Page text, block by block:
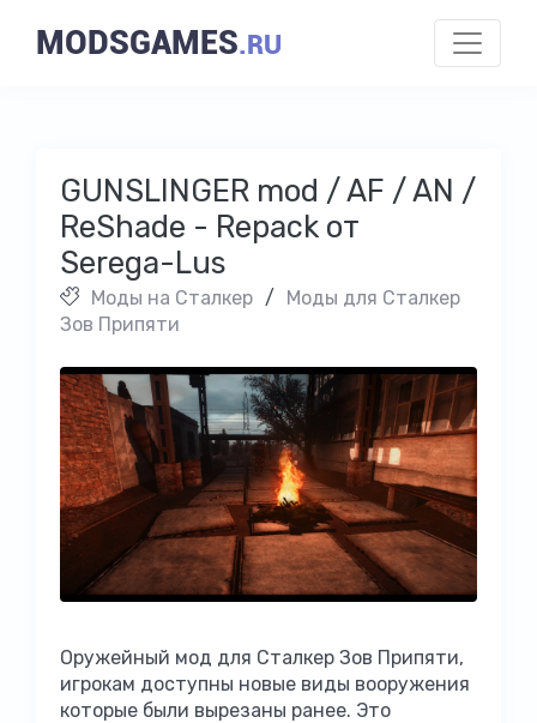
MODSGAMES.RU
GUNSLINGER mod / AF / AN /
ReShade - Repack от
Serega-Lus
Моды на Cталкер /
Моды для Сталкер
Зов Припяти
Оружейный мод для Сталкер Зов Припяти,
игрокам доступны новые виды вооружения
которые были вырезаны ранее. Это